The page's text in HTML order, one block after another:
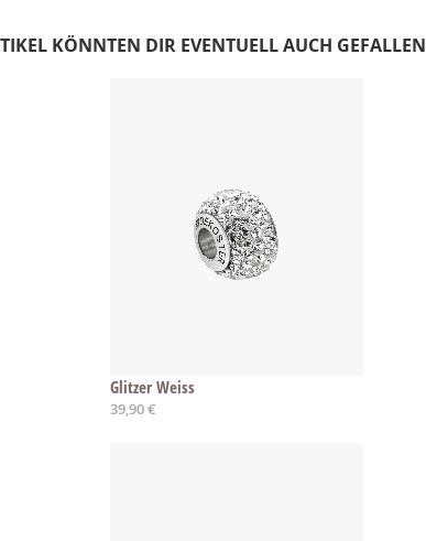
KÖNNTEN DIR EVENTUELL AUCH GEFALLEN
Glitzer Weiss
39,90 €